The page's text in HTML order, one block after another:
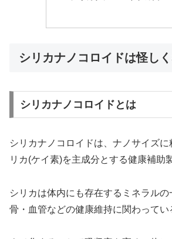
シリカナノコロイドは怪しく
シリカナノコロイドとは
シリカナノコロイドは、ナノサイズ
リカ(ケイ素)を主成分とする健康補助
シリカは体内にも存在するミネラルの
骨・血管などの健康維持に関わってい